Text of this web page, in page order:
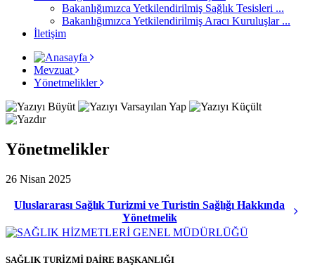
Bakanlığımızca Yetkilendirilmiş Sağlık Tesisleri ...
Bakanlığımızca Yetkilendirilmiş Aracı Kuruluşlar ...
İletişim
Mevzuat
Yönetmelikler
Yönetmelikler
26 Nisan 2025
Uluslararası Sağlık Turizmi ve Turistin Sağlığı Hakkında
Yönetmelik
SAĞLIK TURİZMİ DAİRE BAŞKANLIĞI